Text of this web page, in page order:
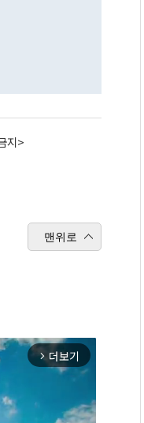
지>
맨위로
arrow_forward_ios 더보기